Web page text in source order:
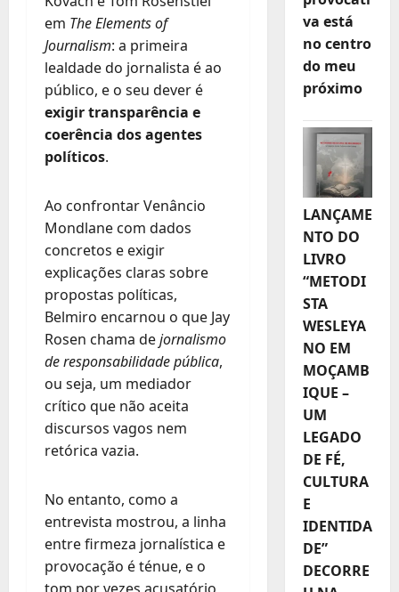
em The Elements of
Journalism: a primeira
lealdade do jornalista é ao
público, e o seu dever é
exigir transparência e
coerência dos agentes
políticos.
Ao confrontar Venâncio
Mondlane com dados
concretos e exigir
explicações claras sobre
propostas políticas,
Belmiro encarnou o que Jay
Rosen chama dejornalismo
de responsabilidade pública,
ou seja, um mediador
crítico que não aceita
discursos vagos nem
retórica vazia.
No entanto, como a
entrevista mostrou, a linha
entre firmeza jornalística e
provocação é ténue, e o
va está
no centro
do meu
próximo
LANÇAME
NTO DO
LIVRO
“METODI
STA
WESLEYA
NO EM
MOÇAMB
IQUE –
UM
LEGADO
DE FÉ,
CULTURA
E
IDENTIDA
DE”
DECORRE